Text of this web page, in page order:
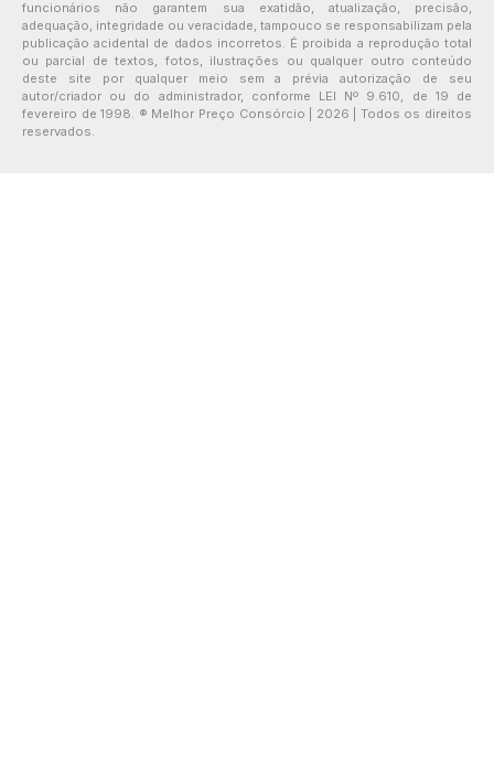
funcionários não garantem sua exatidão, atualização, precisão,
adequação, integridade ou veracidade, tampouco se responsabilizam pela
publicação acidental de dados incorretos. É proibida a reprodução total
ou parcial de textos, fotos, ilustrações ou qualquer outro conteúdo
deste site por qualquer meio sem a prévia autorização de seu
autor/criador ou do administrador, conforme LEI Nº 9.610, de 19 de
fevereiro de 1998. ® Melhor Preço Consórcio | 2026 | Todos os direitos
reservados.